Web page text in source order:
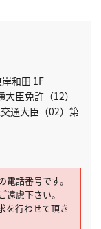
和田 1F
臣免許（12）
通大臣（02）第
話番号です。
慮下さい。
を行わせて頂き